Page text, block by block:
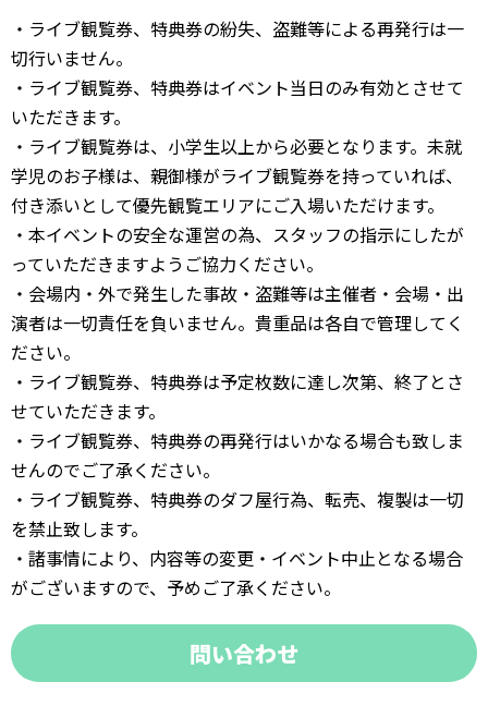
・ライブ観覧券、特典券の紛失、盗難等による再発行は一
切行いません。
・ライブ観覧券、特典券はイベント当日のみ有効とさせて
いただきます。
・ライブ観覧券は、小学生以上から必要となります。未就
学児のお子様は、親御様がライブ観覧券を持っていれば、
付き添いとして優先観覧エリアにご入場いただけます。
・本イベントの安全な運営の為、スタッフの指示にしたが
っていただきますようご協力ください。
・会場内・外で発生した事故・盗難等は主催者・会場・出
演者は一切責任を負いません。貴重品は各自で管理してく
ださい。
・ライブ観覧券、特典券は予定枚数に達し次第、終了とさ
せていただきます。
・ライブ観覧券、特典券の再発行はいかなる場合も致しま
せんのでご了承ください。
・ライブ観覧券、特典券のダフ屋行為、転売、複製は一切
を禁止致します。
・諸事情により、内容等の変更・イベント中止となる場合
がございますので、予めご了承ください。
問い合わせ